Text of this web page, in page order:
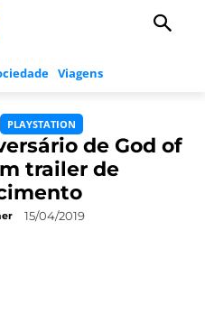
Viagens
PLAYSTATION
de God of
trailer de
15/04/2019